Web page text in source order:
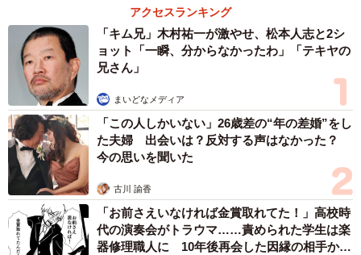
そんな時、「（橋が）たわんでる！」と橋の下の群衆から
声が上がった。危機を感じた警備員が持っていた拡声器の
サイレン機能をオンにし、けたたましい警報音がアーケー
ドに響いた。
橋の近くにいた聴衆は「橋が落ちる」「怖い怖い」「（橋
の上から）動いて！」と身振り手振りを交えて大声を上
げ、橋の左右に人々が分かれた。騒動を聞きつけた警察も
駆け付け、橋を通行止めにし、雑踏事故などの危険は回避
された。
アクセスランキング
「キム兄」木村祐一が激やせ、松本人志と2シ
ョット「一瞬、分からなかったわ」「テキヤの
兄さん」
まいどなメディア
「この人しかいない」26歳差の“年の差婚”をし
た夫婦 出会いは？反対する声はなかった？
今の思いを聞いた
古川 諭香
「お前さえいなければ金賞取れてた！」高校時
代の演奏会がトラウマ……責められた学生は楽
器修理職人に 10年後再会した因縁の相手から